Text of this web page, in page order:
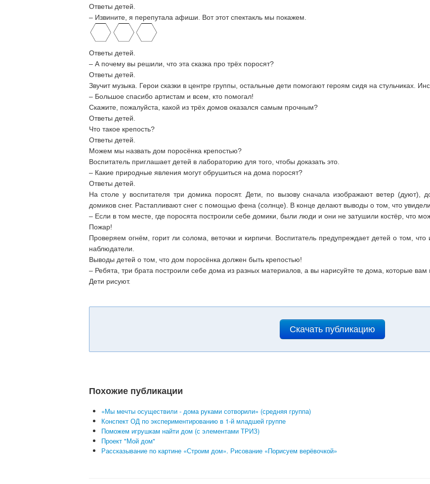
Ответы детей.
– Извините, я перепутала афиши. Вот этот спектакль мы покажем.
Ответы детей.
– А почему вы решили, что эта сказка про трёх поросят?
Ответы детей.
Звучит музыка. Герои сказки в центре группы, остальные дети помогают героям сидя на стульчиках.
– Большое спасибо артистам и всем, кто помогал!
Скажите, пожалуйста, какой из трёх домов оказался самым прочным?
Ответы детей.
Что такое крепость?
Ответы детей.
Можем мы назвать дом поросёнка крепостью?
Воспитатель приглашает детей в лабораторию для того, чтобы доказать это.
–Какие природные явления могут обрушиться на дома поросят?
Ответы детей.
На столе у воспитателя три домика поросят. Дети, по вызову сначала изображают ветер (дуют),
домиков снег. Растапливают снег с помощью фена (солнце). В конце делают выводы о том, что
–Если в том месте, где поросята построили себе домики, были люди и они не затушили костёр, что
Пожар!
Проверяем огнём, горит ли солома, веточки и кирпичи. Воспитатель предупреждает детей о том,
наблюдатели.
Выводы детей о том, что дом поросёнка должен быть крепостью!
–Ребята, три брата построили себе дома из разных материалов, а вы нарисуйте те дома, которые вам
Дети рисуют.
Скачать публикацию
Похожие публикации
«Мы мечты осуществили - дома руками сотворили» (средняя группа)
Конспект ОД по экспериментированию в 1-й младшей группе
Поможем игрушкам найти дом (с элементами ТРИЗ)
Проект "Мой дом"
Рассказывание по картине «Строим дом». Рисование «Порисуем верёвочкой»